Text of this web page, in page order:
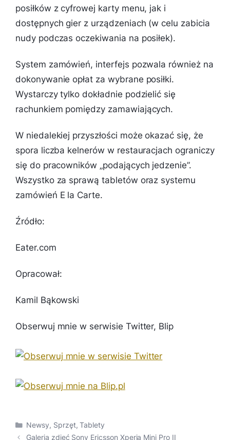
posiłków z cyfrowej karty menu, jak i
dostępnych gier z urządzeniach (w celu zabicia
nudy podczas oczekiwania na posiłek).
System zamówień, interfejs pozwala również na
dokonywanie opłat za wybrane posiłki.
Wystarczy tylko dokładnie podzielić się
rachunkiem pomiędzy zamawiających.
W niedalekiej przyszłości może okazać się, że
spora liczba kelnerów w restauracjach ograniczy
się do pracowników „podających jedzenie”.
Wszystko za sprawą tabletów oraz systemu
zamówień E la Carte.
Źródło:
Eater.com
Opracował:
Kamil Bąkowski
Obserwuj mnie w serwisie Twitter, Blip
Kategorie
Newsy, Sprzęt,Tablety
Galeria zdjęć Sony Ericsson Xperia Mini Pro II